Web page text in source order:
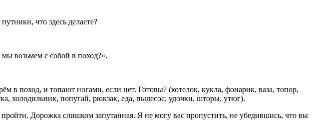
что здесь делаете?
возьмем с собой в поход?».
поход, и топают ногами, если нет. Готовы? (котелок, кукла, фонарик, ваза, топор,
холодильник, попугай, рюкзак, еда, пылесос, удочки, шторы, утюг).
Дорожка слишком запутанная. Я не могу вас пропустить, не убедившись, что вы